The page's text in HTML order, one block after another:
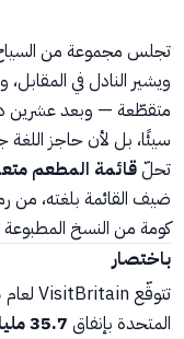
تجلس مجموعة من السياح
ويشير النادل في المقابل،
متقطّعة — وبعد عشرين
سيئًا، بل لأن حاجز اللغة
تحلّقائمة المطعم
كومة من النسخ
باختصار
تتوقّع VisitBritain لعام 2026
المتحدة بإنفاق 35.7 مليار £